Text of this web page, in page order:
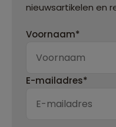
nieuwsartikelen en
Voornaam*
E-mailadres*